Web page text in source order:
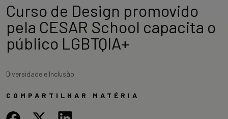
Curso de Design promovido
pela CESAR School capacita o
público LGBTQIA+
Diversidade e Inclusão
COMPARTILHAR MATÉRIA